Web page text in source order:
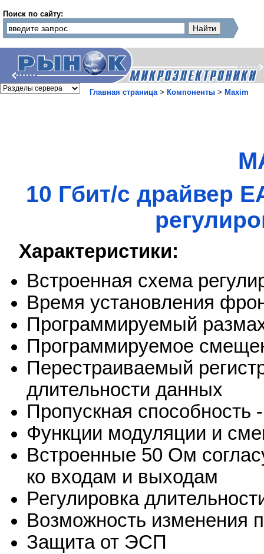
Поиск по сайту:
Главная страница> Компоненты > Maxim
10 Гбит/с драйвер
Характеристики:
Встроенная схема
Время установления
Программируемый
Программируемое
Перестраиваемый
длительности данных
Пропускная способность
Функции модуляции и
Встроенные 50 Ом
ко входам и выходам
Регулировка
Возможность изменения
Защита от ЭСП